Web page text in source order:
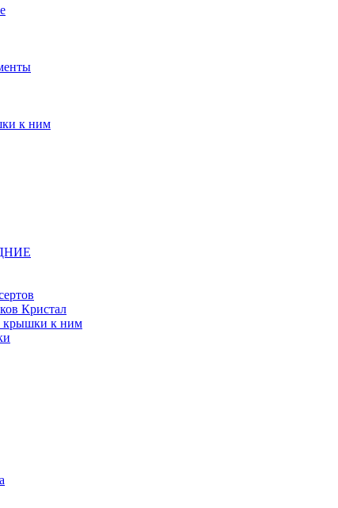
к ним
Кристал
крышки к ним